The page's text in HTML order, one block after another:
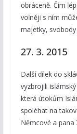
obráceně. Čím
volněji s ním
majetky,
27. 3. 2015
Další dílek do
vyzbrojili
která útokům
spoléhat na
Němcové a pana